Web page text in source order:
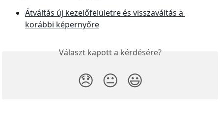
Átváltás új kezelőfelületre és visszaváltás a
korábbi képernyőre
Választ kapott a kérdésére?
😞 😐 😃